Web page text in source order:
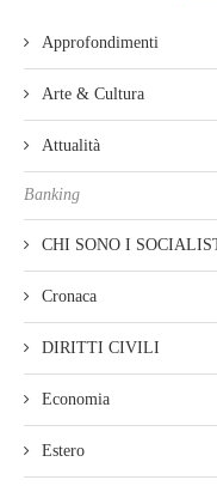
Approfondimenti
Arte & Cultura
Attualità
Banking
CHI SONO I
Cronaca
DIRITTI CIVILI
Economia
Estero